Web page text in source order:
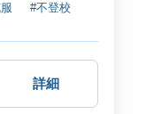
#不登校
詳細